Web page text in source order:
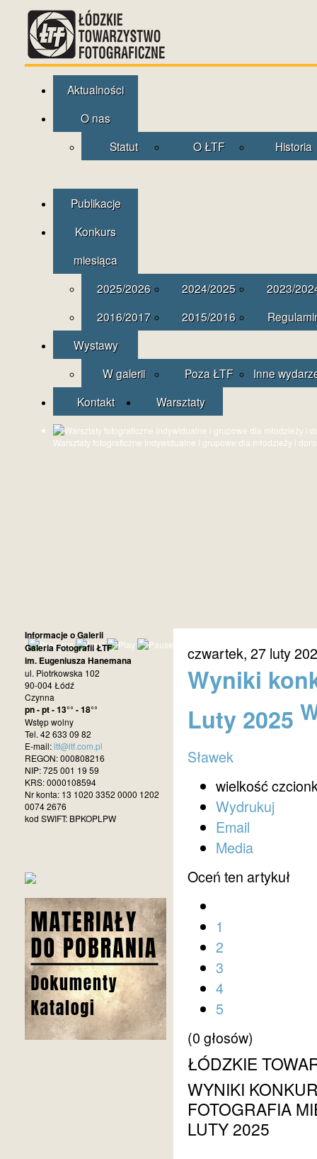
Aktualności
O nas
Statut
O ŁTF Historia
Publikacje
Konkurs
miesiąca
2025/2026
2024/2025
2023/
2016/2017
2015/2016
Wystawy
W galerii
Poza ŁTF
Inne
Kontakt
Warsztaty
Warsztaty fotograficzne indywidualne i grupowe dla młodzieży i
czwartek, 27 luty
Wyniki
Luty 2025
Sławek
wielkość
Wydrukuj
Email
Media
Oceń ten artykuł
1
2
3
4
5
(0 głosów)
ŁÓDZKIE
WYNIKI
FOTOGRAFIA
LUTY 2025
Informacje o Galerii
Galeria Fotografii ŁTF
im. Eugeniusza Hanemana
ul. Piotrkowska 102
90-004 Łódź
Czynna
pn - pt - 13°° - 18°°
Wstęp wolny
Tel. 42 633 09 82
E-mail:ltf@ltf.com.pl
REGON: 000808216
NIP: 725 001 19 59
KRS: 0000108594
Nr konta: 13 1020 3352 0000 1202
0074 2676
kod SWIFT: BPKOPLPW